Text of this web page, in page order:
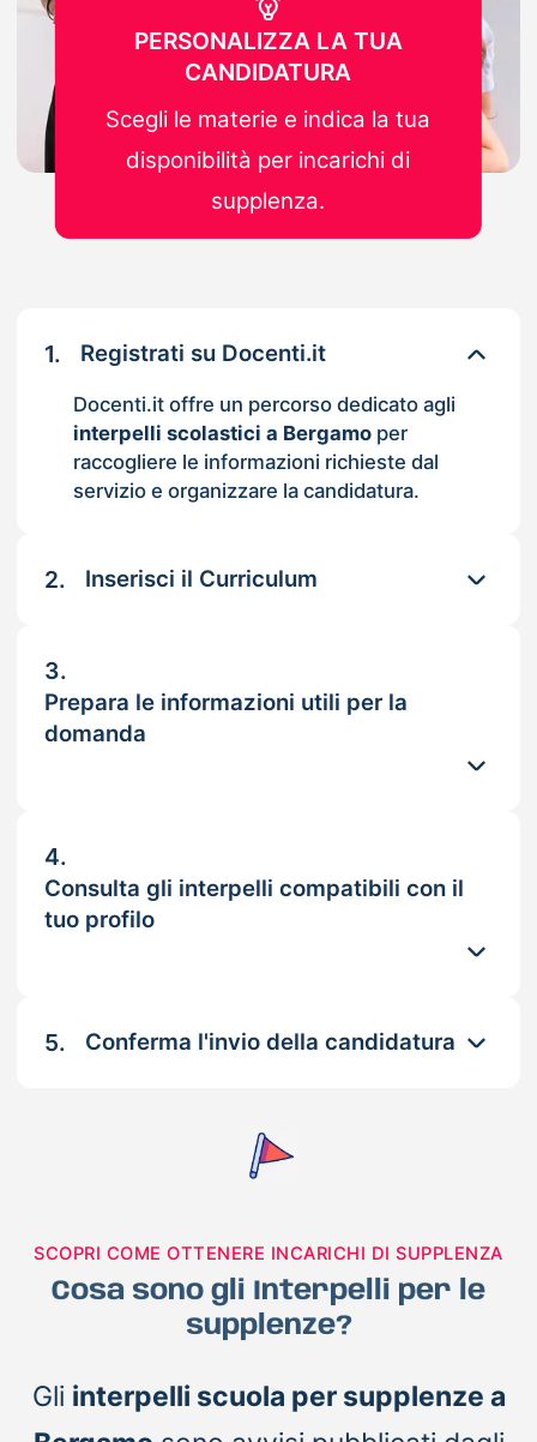
1. Registrati su Docenti.it
Docenti.it offre un percorso dedicato agli
interpelli scolastici a Bergamoper
raccogliere le informazioni richieste dal
servizio e organizzare la candidatura.
2. Inserisci il Curriculum
3.
Prepara le informazioni utili per la
domanda
4.
Consulta gli interpelli compatibili con il
tuo profilo
5. Conferma l'invio della candidatura
PERSONALIZZA LA TUA
CANDIDATURA
Scegli le materie e indica la tua
disponibilità per incarichi di
supplenza.
SCOPRI COME OTTENERE INCARICHI DI SUPPLENZA
Cosa sono gli Interpelli per le
supplenze?
Gli interpelli scuola per supplenze a